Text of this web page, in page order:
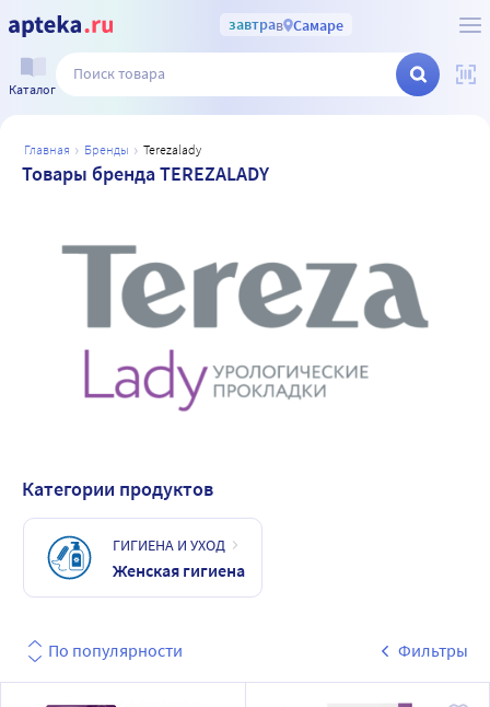
завтрав Самаре
Каталог
главная бренды terezalady
Товары бренда TEREZALADY
Категории продуктов
ГИГИЕНА И УХОД
Женская гигиена
По популярности Фильтры